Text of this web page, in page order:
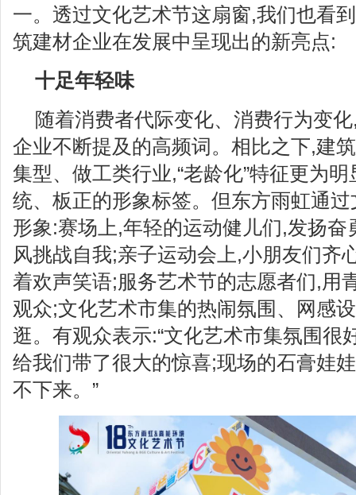
一。透过文化艺术节这扇窗,我们也看
筑建材企业在发展中呈现出的新亮点:
十足年轻味
随着消费者代际变化、消费行为变
企业不断提及的高频词。相比之下,建
集型、做工类行业,“老龄化”特征更为
统、板正的形象标签。但东方雨虹通
形象:赛场上,年轻的运动健儿们,发扬奋
风挑战自我;亲子运动会上,小朋友们齐
着欢声笑语;服务艺术节的志愿者们,用
观众;文化艺术市集的热闹氛围、网感
逛。有观众表示:“文化艺术市集氛围很
给我们带了很大的惊喜;现场的石膏娃
不下来。”